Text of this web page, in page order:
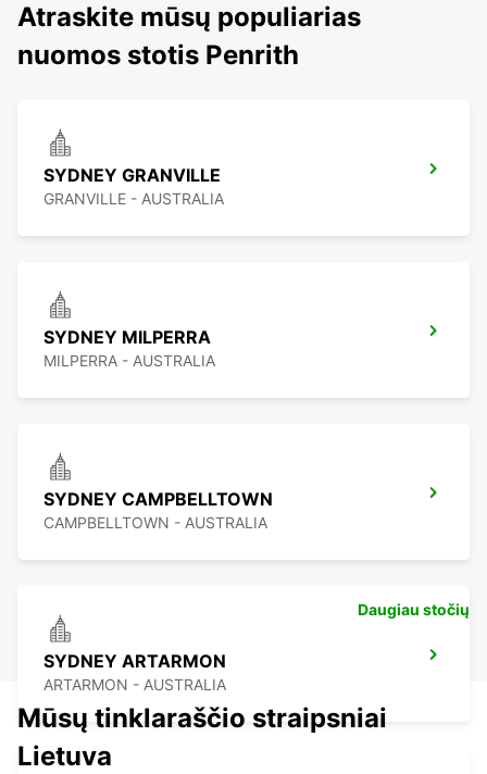
Atraskite mūsų populiarias
nuomos stotis Penrith
SYDNEY GRANVILLE
GRANVILLE - AUSTRALIA
SYDNEY MILPERRA
MILPERRA - AUSTRALIA
SYDNEY CAMPBELLTOWN
CAMPBELLTOWN - AUSTRALIA
SYDNEY ARTARMON
ARTARMON - AUSTRALIA
Daugiau stočių
Mūsų tinklaraščio straipsniai
Lietuva